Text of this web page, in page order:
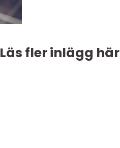
Läs fler inlägg här